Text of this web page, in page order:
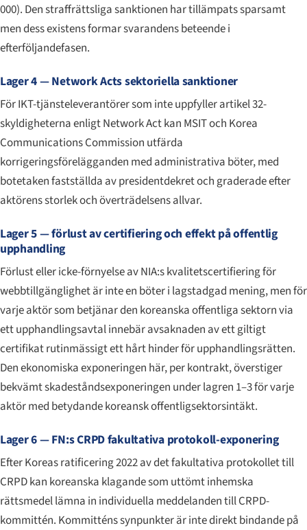
000). Den straffrättsliga sanktionen har tillämpats sparsamt
men dess existens formar svarandens beteende i
efterföljandefasen.
Lager 4 — Network Acts sektoriella sanktioner
För IKT-tjänsteleverantörer som inte uppfyller artikel 32-
skyldigheterna enligt Network Act kan MSIT och Korea
Communications Commission utfärda
korrigeringsförelägganden med administrativa böter, med
botetaken fastställda av presidentdekret och graderade efter
aktörens storlek och överträdelsens allvar.
Lager 5 — förlust av certifiering och effekt på offentlig
upphandling
Förlust eller icke-förnyelse av NIA:s kvalitetscertifiering för
webbtillgänglighet är inte en böter i lagstadgad mening, men för
varje aktör som betjänar den koreanska offentliga sektorn via
ett upphandlingsavtal innebär avsaknaden av ett giltigt
certifikat rutinmässigt ett hårt hinder för upphandlingsrätten.
Den ekonomiska exponeringen här, per kontrakt, överstiger
bekvämt skadeståndsexponeringen under lagren 1–3 för varje
aktör med betydande koreansk offentligsektorsintäkt.
Lager 6 — FN:s CRPD fakultativa protokoll-exponering
Efter Koreas ratificering 2022 av det fakultativa protokollet till
CRPD kan koreanska klagande som uttömt inhemska
rättsmedel lämna in individuella meddelanden till CRPD-
kommittén. Kommitténs synpunkter är inte direkt bindande på